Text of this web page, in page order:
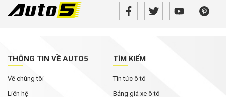
THÔNG TIN VỀ AUTO5
Về chúng tôi
Liên hệ
TÌM KIẾM
Tin tức ô tô
Bảng giá xe ô tô